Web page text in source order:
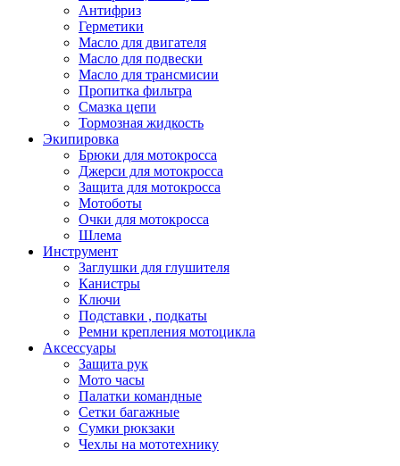
Антифриз
Герметики
Масло для двигателя
Масло для подвески
Масло для трансмисии
Пропитка фильтра
Смазка цепи
Тормозная жидкость
Экипировка
Брюки для мотокросса
Джерси для мотокросса
Защита для мотокросса
Мотоботы
Очки для мотокросса
Шлема
Инструмент
Заглушки для глушителя
Канистры
Ключи
Подставки , подкаты
Ремни крепления мотоцикла
Аксессуары
Защита рук
Мото часы
Палатки командные
Сетки багажные
Сумки рюкзаки
Чехлы на мототехнику